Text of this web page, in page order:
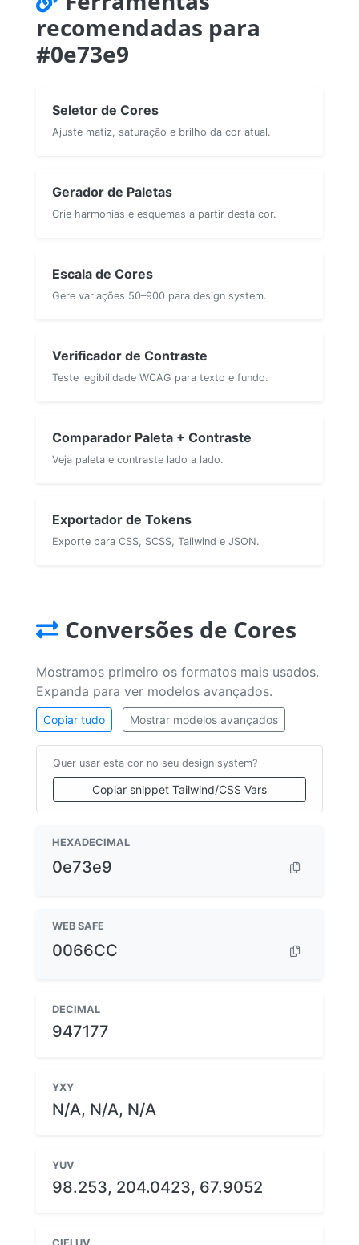
recomendadas para
#0e73e9
Seletor de Cores
Ajuste matiz, saturação e brilho da cor atual.
Gerador de Paletas
Crie harmonias e esquemas a partir desta cor.
Escala de Cores
Gere variações 50–900 para design system.
Verificador de Contraste
Teste legibilidade WCAG para texto e fundo.
Comparador Paleta + Contraste
Veja paleta e contraste lado a lado.
Exportador de Tokens
Exporte para CSS, SCSS, Tailwind e JSON.
Conversões de Cores
Mostramos primeiro os formatos mais usados.
Expanda para ver modelos avançados.
Copiar tudo Mostrar modelos avançados
Quer usar esta cor no seu design system?
Copiar snippet Tailwind/CSS Vars
HEXADECIMAL
0e73e9
WEB SAFE
0066CC
DECIMAL
947177
YXY
N/A, N/A, N/A
YUV
98.253, 204.0423, 67.9052
CIELUV